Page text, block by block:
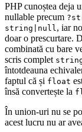
PHP cunoștea deja
nullable precum
string|null , iar
doar o prescurtare.
combinată cu bare
scris complet
întotdeauna
faptul că și float
însă convertește la
În union-uri nu se
acest lucru nu ar